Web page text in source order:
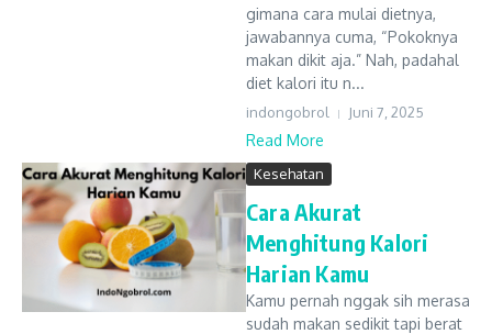
gimana cara mulai dietnya,
jawabannya cuma, “Pokoknya
makan dikit aja.” Nah, padahal
diet kalori itu n...
indongobrol Juni 7, 2025
Read More
Kesehatan
Cara Akurat
Menghitung Kalori
Harian Kamu
Kamu pernah nggak sih merasa
sudah makan sedikit tapi berat